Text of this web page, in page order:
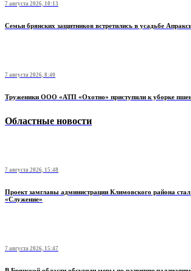
7 августа 2026, 10:13
Семьи брянских защитников встретились в усадьбе
7 августа 2026, 8:40
Труженики ООО «АТП «Охотно» приступили к уборке
Областные новости
7 августа 2026, 15:48
Проект замглавы администрации Климовского района
«Служение»
7 августа 2026, 15:47